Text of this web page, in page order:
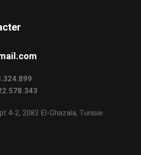
4-2, 2083 El-Ghazala, Tunisie.